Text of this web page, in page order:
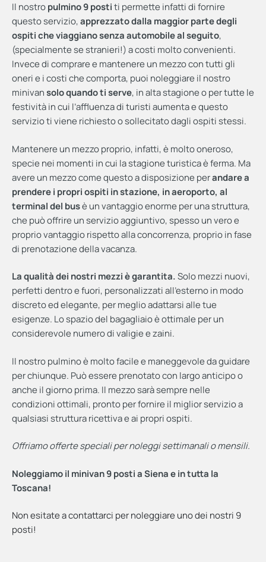
Il nostropulmino 9 postiti permette infatti di fornire
questo servizio,apprezzato dalla maggior parte degli
ospiti che viaggiano senza automobile al seguito,
(specialmente se stranieri!) a costi molto convenienti.
Invece di comprare e mantenere un mezzo con tutti gli
oneri e i costi che comporta, puoi noleggiare il nostro
minivansolo quando ti serve, in alta stagione o per tutte le
festività in cui l’affluenza di turisti aumenta e questo
servizio ti viene richiesto o sollecitato dagli ospiti stessi.
Mantenere un mezzo proprio, infatti, è molto oneroso,
specie nei momenti in cui la stagione turistica è ferma. Ma
avere un mezzo come questo a disposizione perandare a
prendere i propri ospiti in stazione, in aeroporto, al
terminal del busè un vantaggio enorme per una struttura,
che può offrire un servizio aggiuntivo, spesso un vero e
proprio vantaggio rispetto alla concorrenza, proprio in fase
di prenotazione della vacanza.
La qualità dei nostri mezzi è garantita.Solo mezzi nuovi,
perfetti dentro e fuori, personalizzati all’esterno in modo
discreto ed elegante, per meglio adattarsi alle tue
esigenze. Lo spazio del bagagliaio è ottimale per un
considerevole numero di valigie e zaini.
Il nostro pulmino è molto facile e maneggevole da guidare
per chiunque. Può essere prenotato con largo anticipo o
anche il giorno prima. Il mezzo sarà sempre nelle
condizioni ottimali, pronto per fornire il miglior servizio a
qualsiasi struttura ricettiva e ai propri ospiti.
Offriamo offerte speciali per noleggi settimanali o mensili.
Noleggiamo il minivan 9 posti a Siena e in tutta la
Toscana!
Non esitate a contattarci per noleggiare uno dei nostri 9
posti!